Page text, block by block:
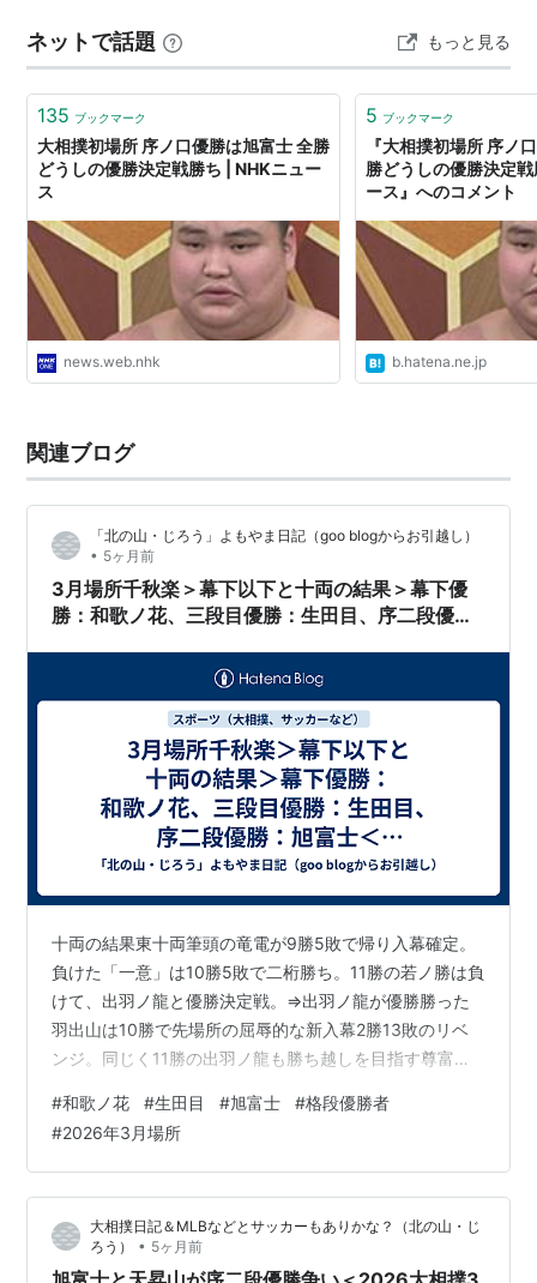
枚目と2枚目の対戦は、普通ありません。優勝争いに絡ん
でいたので特別対決が実現…
ネットで話題 もっと見る
135 ブックマーク
大相撲初場所 序ノ口優勝は旭富士 全勝
どうしの優勝決定戦勝ち | NHKニュー
ス
news.web.nhk
5 ブックマーク
『大相撲初場所 序ノ
勝どうしの優勝決定
ース』へのコメント
b.hatena.ne.jp
関連ブログ
「北の山・じろう」よもやま日記（goo blogからお引越し）
• 5ヶ月前
3月場所千秋楽＞幕下以下と十両の結果＞幕下優
勝：和歌ノ花、三段目優勝：生田目、序二段優
十両の結果東十両筆頭の竜電が9勝5敗で帰り入幕確定。
負けた「一意」は10勝5敗で二桁勝ち。11勝の若ノ勝は負
けて、出羽ノ龍と優勝決定戦。⇒出羽ノ龍が優勝勝った
羽出山は10勝で先場所の屈辱的な新入幕2勝13敗のリベ
ンジ。同じく11勝の出羽ノ龍も勝ち越しを目指す尊富士
し。 好調9敗同士の対戦は、勝った寿之富士が10勝。負
けた旭海雄9勝で二桁届かず。新十両の藤天晴は、負けて
5勝10敗で幕下陥落決定。これで西幕下筆頭の栃大海は、
帰り十両有力。炎鵬は帰り十両確定。 十両：出羽ノ龍11
勝4敗幕下優勝：和歌ノ花7勝0敗三段目優勝：生田目7勝
0敗序二段優勝：…
#和歌ノ花 #生田目 #旭富士 #格段優勝者
#2026年3月場所
大相撲日記＆MLBなどとサッカーもありかな？（北の山・じ
ろう）
• 5ヶ月前